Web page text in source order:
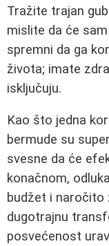
Tražite trajan
mislite da će
spremni da ga
života; imate
isključuju.
Kao što jedna
bermude su
svesne da će
konačnom,
budžet i naročito
dugotrajnu
posvećenost